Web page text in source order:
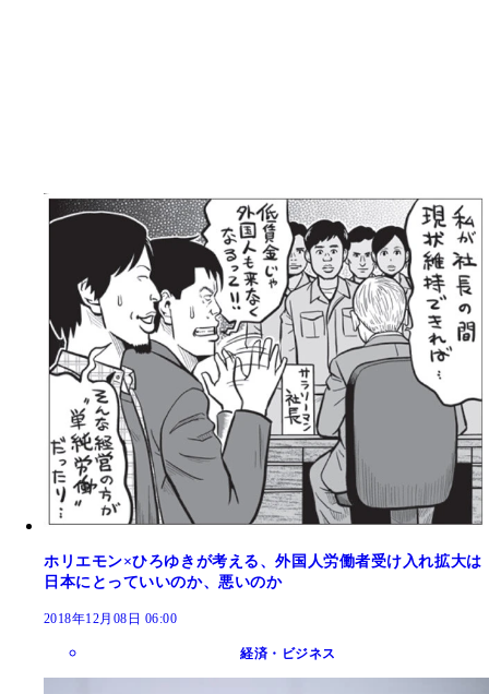
ホリエモン×ひろゆきが考える、外国人労働者受け入れ拡大は
日本にとっていいのか、悪いのか
2018年12月08日 06:00
経済・ビジネス